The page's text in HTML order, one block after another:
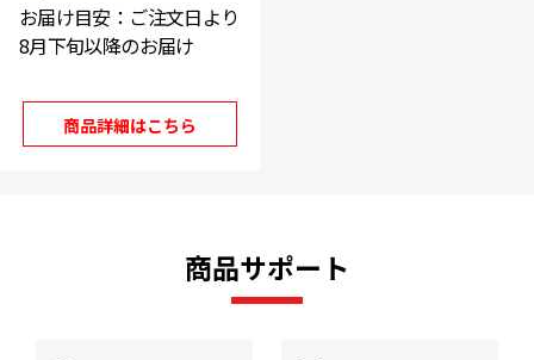
お届け目安：ご注文日より
8月下旬以降のお届け
商品詳細はこちら
商品サポート